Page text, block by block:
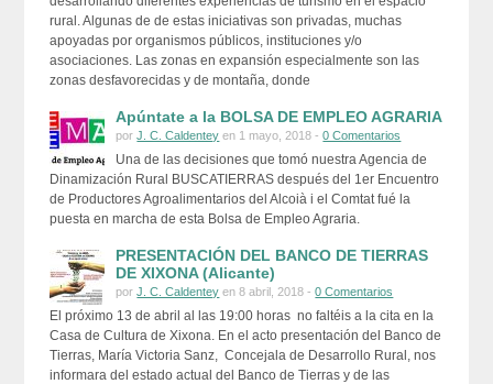
rural. Algunas de de estas iniciativas son privadas, muchas
apoyadas por organismos públicos, instituciones y/o
asociaciones. Las zonas en expansión especialmente son las
zonas desfavorecidas y de montaña, donde
Apúntate a la BOLSA DE EMPLEO AGRARIA
porJ. C. Caldentey en 1 mayo, 2018 -0 Comentarios
Una de las decisiones que tomó nuestra Agencia de
Dinamización Rural BUSCATIERRAS después del 1er Encuentro
de Productores Agroalimentarios del Alcoià i el Comtat fué la
puesta en marcha de esta Bolsa de Empleo Agraria.
PRESENTACIÓN DEL BANCO DE TIERRAS
DE XIXONA (Alicante)
porJ. C. Caldentey en 8 abril, 2018 -0 Comentarios
El próximo 13 de abril al las 19:00 horas no faltéis a la cita en la
Casa de Cultura de Xixona. En el acto presentación del Banco de
Tierras, María Victoria Sanz, Concejala de Desarrollo Rural, nos
informara del estado actual del Banco de Tierras y de las